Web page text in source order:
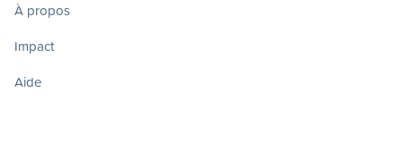
À propos
Impact
Aide